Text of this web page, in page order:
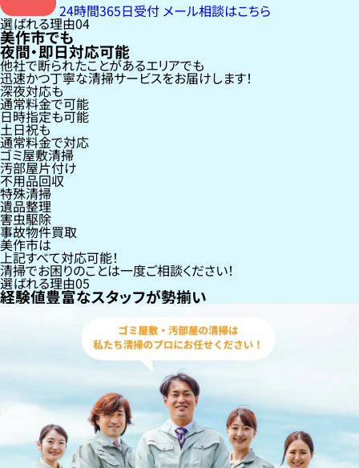
24時間365日受付 メール相談はこちら
選ばれる理由04
美作市でも
夜間・即日対応可能
他社で断られたことがあるエリアでも
迅速かつ丁寧な清掃サービスをお届けします！
深夜対応も
通常料金で可能
日時指定も可能
土日祝も
通常料金で対応
ゴミ屋敷清掃
汚部屋片付け
不用品回収
特殊清掃
遺品整理
害虫駆除
事故物件買取
美作市は
上記すべて対応可能！
清掃でお困りのことは一度ご相談ください！
選ばれる理由05
経験値豊富なスタッフが勢揃い